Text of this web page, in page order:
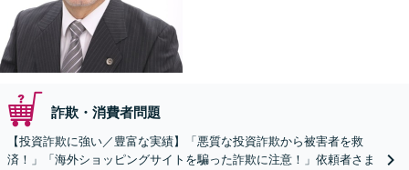
詐欺・消費者問題
【投資詐欺に強い／豊富な実績】「悪質な投資詐欺から被害者を救
済！」「海外ショッピングサイトを騙った詐欺に注意！」依頼者さま